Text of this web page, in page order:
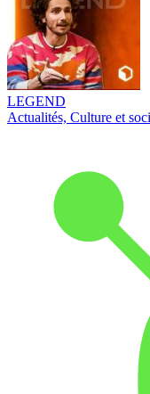
LEGEND
Actualités, Culture et